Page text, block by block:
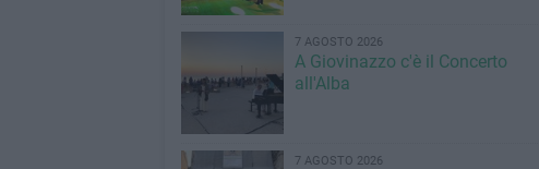
7 AGOSTO 2026
A Giovinazzo c'è il Concerto
all'Alba
7 AGOSTO 2026